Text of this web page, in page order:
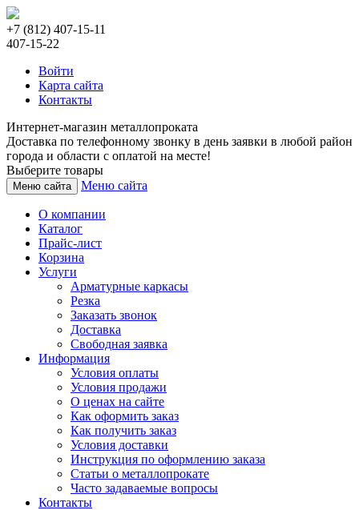
+7 (812) 407-15-11
407-15-22
Войти
Карта сайта
Контакты
Интернет-магазин металлопроката
Доставка по телефонному звонку в день заявки в любой район
города и области с оплатой на месте!
Выберите товары
Меню сайта Меню сайта
О компании
Каталог
Прайс-лист
Корзина
Услуги
Арматурные каркасы
Резка
Заказать звонок
Доставка
Свободная заявка
Информация
Условия оплаты
Условия продажи
О ценах на сайте
Как оформить заказ
Как получить заказ
Условия доставки
Инструкция по оформлению заказа
Статьи о металлопрокате
Часто задаваемые вопросы
Контакты